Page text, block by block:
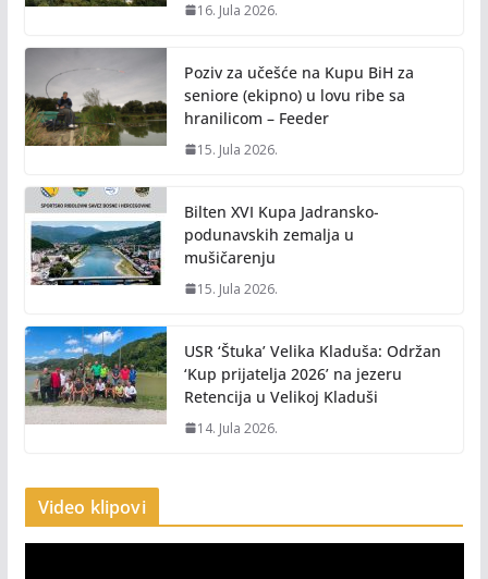
16. Jula 2026.
Poziv za učešće na Kupu BiH za
seniore (ekipno) u lovu ribe sa
hranilicom – Feeder
15. Jula 2026.
Bilten XVI Kupa Jadransko-
podunavskih zemalja u
mušičarenju
15. Jula 2026.
USR ‘Štuka’ Velika Kladuša: Održan
‘Kup prijatelja 2026’ na jezeru
Retencija u Velikoj Kladuši
14. Jula 2026.
Video klipovi